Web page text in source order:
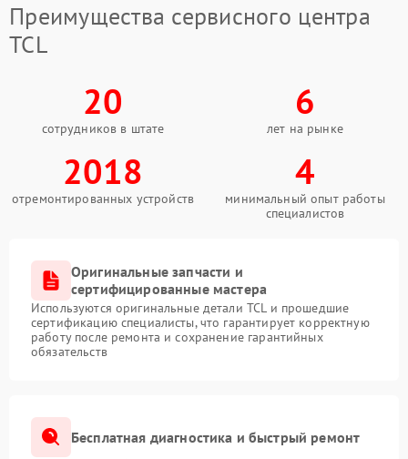
Преимущества сервисного центра
TCL
20
сотрудников в штате
6
лет на рынке
2018
отремонтированных устройств
4
минимальный опыт работы
специалистов
Оригинальные запчасти и
сертифицированные мастера
Используются оригинальные детали TCL и прошедшие
сертификацию специалисты, что гарантирует корректную
работу после ремонта и сохранение гарантийных
обязательств
Бесплатная диагностика и быстрый ремонт